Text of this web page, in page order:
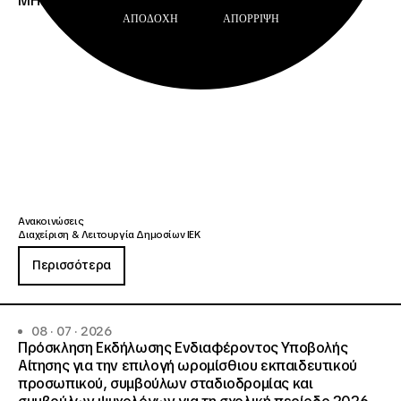
Ανακοινώσεις
Διαχείριση & Λειτουργία Δημοσίων ΙΕΚ
Περισσότερα
08 · 07 · 2026
Πρόσκληση Εκδήλωσης Ενδιαφέροντος Υποβολής
Αίτησης για την επιλογή ωρομίσθιου εκπαιδευτικού
προσωπικού, συμβούλων σταδιοδρομίας και
ΑΠΟΔΟΧΉ ΑΠΌΡΡΙΨΗ